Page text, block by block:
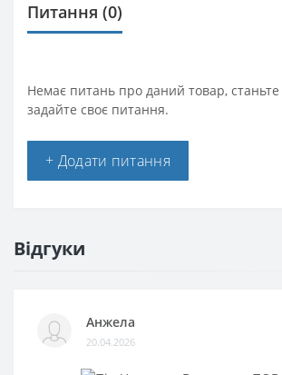
Питання (0)
Немає питань про даний товар,
задайте своє питання.
+ Додати питання
Відгуки
Анжела
20.04.2026